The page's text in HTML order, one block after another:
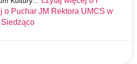
o Puchar JM Rektora UMCS w
Siedząco